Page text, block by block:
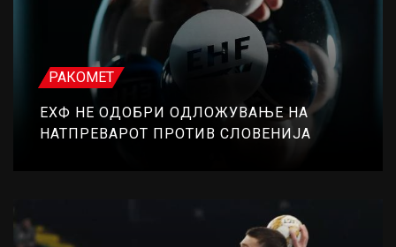
РАКОМЕТ
ЕХФ НЕ ОДОБРИ ОДЛОЖУВАЊЕ НА
НАТПРЕВАРОТ ПРОТИВ СЛОВЕНИЈА